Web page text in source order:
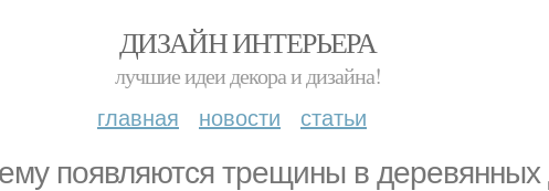
ДИЗАЙН ИНТЕРЬЕРА
лучшие идеи декора и дизайна!
главная новости статьи
появляются трещины в деревянных